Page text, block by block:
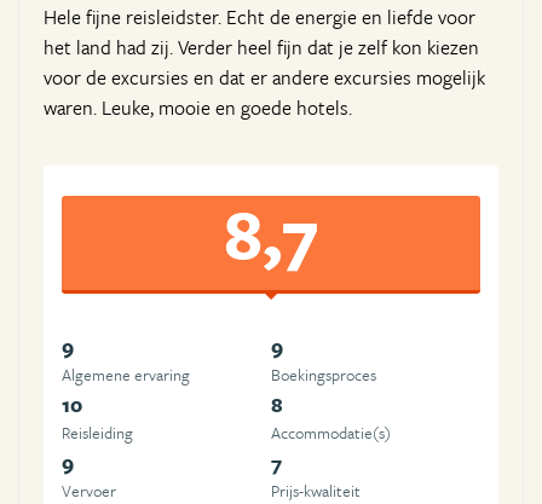
Hele fijne reisleidster. Echt de energie en liefde voor
het land had zij. Verder heel fijn dat je zelf kon kiezen
voor de excursies en dat er andere excursies mogelijk
waren. Leuke, mooie en goede hotels.
8,7
9
Algemene ervaring
9
Boekingsproces
10
Reisleiding
8
Accommodatie(s)
9
Vervoer
7
Prijs-kwaliteit